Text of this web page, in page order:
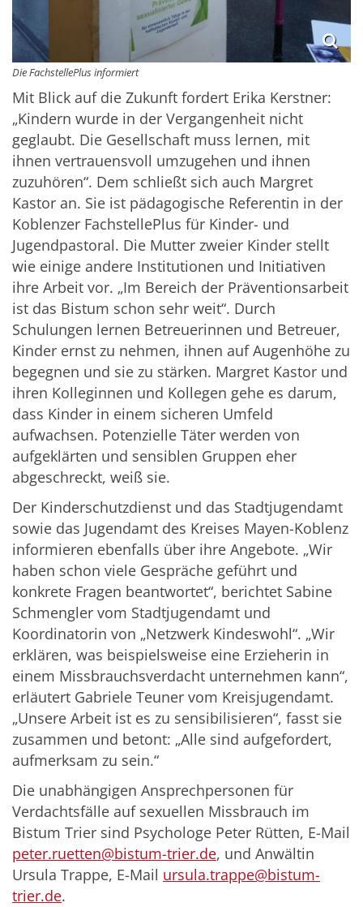
Die FachstellePlus informiert
Mit Blick auf die Zukunft fordert Erika Kerstner:
„Kindern wurde in der Vergangenheit nicht
geglaubt. Die Gesellschaft muss lernen, mit
ihnen vertrauensvoll umzugehen und ihnen
zuzuhören“. Dem schließt sich auch Margret
Kastor an. Sie ist pädagogische Referentin in der
Koblenzer FachstellePlus für Kinder- und
Jugendpastoral. Die Mutter zweier Kinder stellt
wie einige andere Institutionen und Initiativen
ihre Arbeit vor. „Im Bereich der Präventionsarbeit
ist das Bistum schon sehr weit“. Durch
Schulungen lernen Betreuerinnen und Betreuer,
Kinder ernst zu nehmen, ihnen auf Augenhöhe zu
begegnen und sie zu stärken. Margret Kastor und
ihren Kolleginnen und Kollegen gehe es darum,
dass Kinder in einem sicheren Umfeld
aufwachsen. Potenzielle Täter werden von
aufgeklärten und sensiblen Gruppen eher
abgeschreckt, weiß sie.
Der Kinderschutzdienst und das Stadtjugendamt
sowie das Jugendamt des Kreises Mayen-Koblenz
informieren ebenfalls über ihre Angebote. „Wir
haben schon viele Gespräche geführt und
konkrete Fragen beantwortet“, berichtet Sabine
Schmengler vom Stadtjugendamt und
Koordinatorin von „Netzwerk Kindeswohl“. „Wir
erklären, was beispielsweise eine Erzieherin in
einem Missbrauchsverdacht unternehmen kann“,
erläutert Gabriele Teuner vom Kreisjugendamt.
„Unsere Arbeit ist es zu sensibilisieren“, fasst sie
zusammen und betont: „Alle sind aufgefordert,
aufmerksam zu sein.“
Die unabhängigen Ansprechpersonen für
Verdachtsfälle auf sexuellen Missbrauch im
Bistum Trier sind Psychologe Peter Rütten, E-Mail
peter.ruetten@bistum-trier.de, und Anwältin
Ursula Trappe, E-Mail ursula.trappe@bistum-
trier.de.